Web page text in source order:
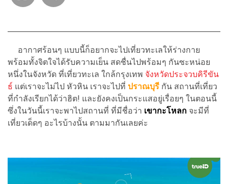
อากาศร้อนๆ แบบนี้ก็อยากจะไปเที่ยวทะเลให้ร่างกาย
พร้อมทั้งจิตใจได้รับความเย็น สดชื่นไปพร้อมๆ กันซะหน่อย
หนึ่งในจังหวัด ที่เที่ยวทะเล ใกล้กรุงเทพ จังหวัดประจวบคิรีขัน
ธ์ แต่เราจะไม่ไป หัวหิน เราจะไปที่ ปราณบุรี กัน สถานที่เที่ยว
ที่กำลังเรียกได้ว่าฮิต! และยังคงเป็นกระแสอยู่เรื่อยๆ ในตอนนี้
ซึ่งในวันนี้เราจะพาไปสถานที่ ที่มีชื่อว่า เขากะโหลก จะมีที่
เที่ยวเด็ดๆ อะไรบ้างนั้น ตามมากันเลยค่ะ